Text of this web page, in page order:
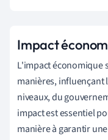
Impact
L'impact économique
manières, influençant
niveaux, du
impact est essentiel
manière à garantir